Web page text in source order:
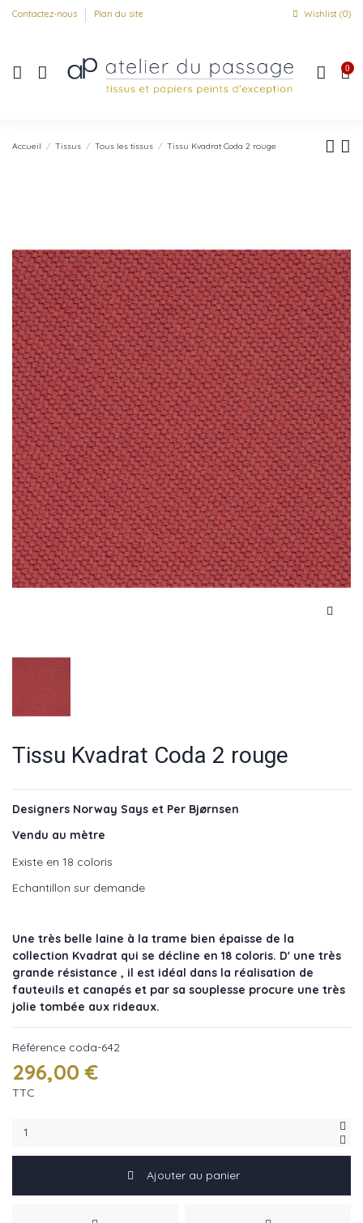
Contactez-nous Plan du site Wishlist (0)
0
Accueil Tissus Tous les tissus Tissu Kvadrat Coda 2 rouge
Tissu Kvadrat Coda 2 rouge
Designers Norway Says et Per Bjørnsen
Vendu au mètre
Existe en 18 coloris
Echantillon sur demande
Une très belle laine à la trame bien épaisse de la
collection Kvadrat qui se décline en 18 coloris. D' une très
grande résistance , il est idéal dans la réalisation de
fauteuils et canapés et par sa souplesse procure une très
jolie tombée aux rideaux.
Référence coda-642
296,00 €
TTC
Ajouter au panier